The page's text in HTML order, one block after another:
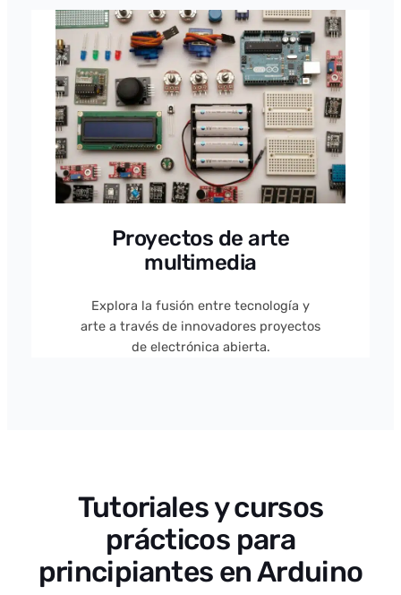
Proyectos de arte
multimedia
Explora la fusión entre tecnología y
arte a través de innovadores proyectos
de electrónica abierta.
Tutoriales y cursos
prácticos para
principiantes en Arduino